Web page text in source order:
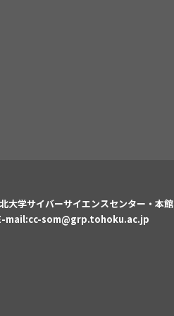
大学サイバーサイエンスセンター・本館
mail:cc-som@grp.tohoku.ac.jp